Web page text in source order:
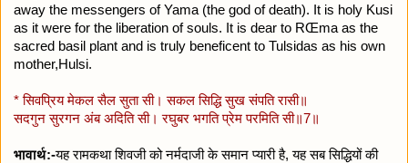
away the messengers of Yama (the god of death). It is holy Kusi
as it were for the liberation of souls. It is dear to RŒma as the
sacred basil plant and is truly beneficent to Tulsidas as his own
mother,Hulsi.
* सिवप्रिय मेकल सैल सुता सी। सकल सिद्धि सुख संपति रासी॥
सदगुन सुरगन अंब अदिति सी। रघुबर भगति प्रेम परमिति सी॥7॥
भावार्थ:-यह रामकथा शिवजी को नर्मदाजी के समान प्यारी है, यह सब सिद्धियों की